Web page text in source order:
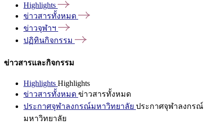
Highlights
ข่าวสารทั้งหมด
ข่าวจุฬาฯ
ปฏิทินกิจกรรม
ข่าวสารและกิจกรรม
Highlights Highlights
ข่าวสารทั้งหมด ข่าวสารทั้งหมด
ประกาศจุฬาลงกรณ์มหาวิทยาลัย ประกาศจุฬาลงกรณ์
มหาวิทยาลัย